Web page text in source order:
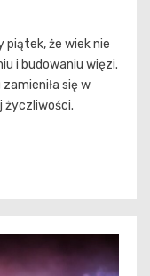
piątek, że wiek nie
i budowaniu więzi.
się w
życzliwości.